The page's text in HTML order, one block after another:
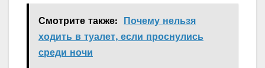
Смотрите также:
Почему нельзя
ходить в туалет, если проснулись
среди ночи